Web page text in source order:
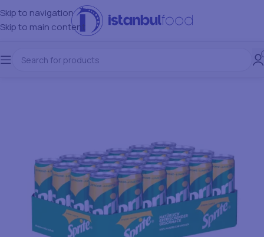
Skip to navigation
Skip to main content